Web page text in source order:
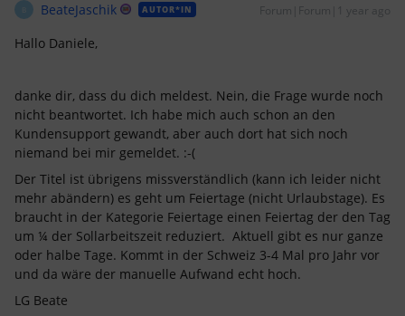
BeateJaschik AUTOR*IN Forum|Forum|1 year ago
Hallo Daniele,
danke dir, dass du dich meldest. Nein, die Frage wurde noch
nicht beantwortet. Ich habe mich auch schon an den
Kundensupport gewandt, aber auch dort hat sich noch
niemand bei mir gemeldet. :-(
Der Titel ist übrigens missverständlich (kann ich leider nicht
mehr abändern) es geht um Feiertage (nicht Urlaubstage). Es
braucht in der Kategorie Feiertage einen Feiertag der den Tag
um ¼ der Sollarbeitszeit reduziert. Aktuell gibt es nur ganze
oder halbe Tage. Kommt in der Schweiz 3-4 Mal pro Jahr vor
und da wäre der manuelle Aufwand echt hoch.
LG Beate